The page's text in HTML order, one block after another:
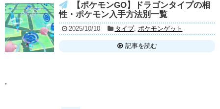
【ポケモンGO】ドラゴンタイプの相
性・ポケモン入手方法別一覧
2025/10/10 タイプ, ポケモンゲット
記事を読む